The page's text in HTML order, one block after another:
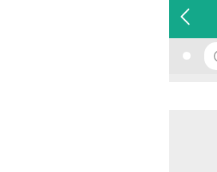
名 称：奇鹤堂牌铁锌钙多种维生素口服液